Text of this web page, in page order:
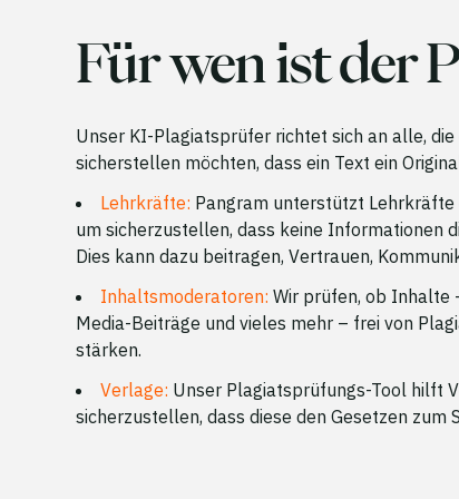
Für wen ist der
Unser KI-Plagiatsprüfer richtet sich an alle,
sicherstellen möchten, dass ein Text ein
Lehrkräfte: Pangram unterstützt Lehrkräfte
um sicherzustellen, dass keine Informationen
Dies kann dazu beitragen, Vertrauen,
Inhaltsmoderatoren: Wir prüfen, ob Inhalte
Media-Beiträge und vieles mehr – frei von
stärken.
Verlage: Unser Plagiatsprüfungs-Tool hilft
sicherzustellen, dass diese den Gesetzen zum